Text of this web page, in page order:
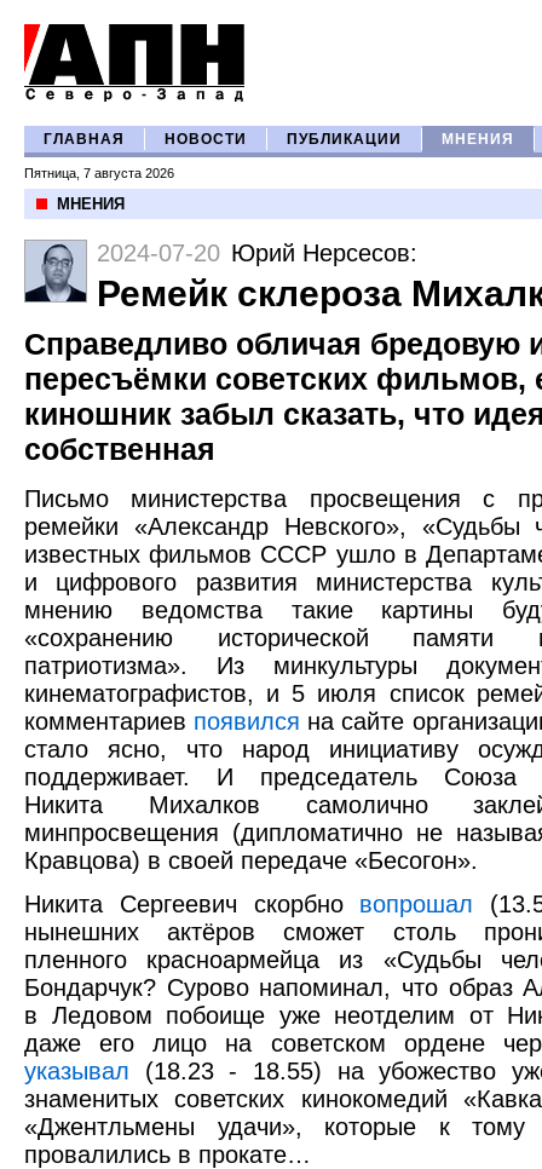
ГЛАВНАЯ НОВОСТИ ПУБЛИКАЦИИ МНЕНИЯ
Пятница, 7 августа 2026
МНЕНИЯ
2024-07-20 Юрий Нерсесов:
Ремейк склероза
Справедливо обличая бредовую
пересъёмки советских фильмов,
киношник забыл сказать, что
собственная
Письмо министерства просвещения с
ремейки «Александр Невского», «Судьбы
известных фильмов СССР ушло в
и цифрового развития министерства
мнению ведомства такие картины
«сохранению исторической
патриотизма». Из минкультуры
кинематографистов, и 5 июля список
комментариев появился на сайте
стало ясно, что народ инициативу
поддерживает. И председатель Союза
Никита Михалков самолично
минпросвещения (дипломатично не
Кравцова) в своей передаче «Бесогон».
Никита Сергеевич скорбно вопрошал
нынешних актёров сможет столь
пленного красноармейца из «Судьбы
Бондарчук? Сурово напоминал, что образ
в Ледовом побоище уже неотделим от
даже его лицо на советском ордене
указывал (18.23 - 18.55) на убожество
знаменитых советских кинокомедий
«Джентльмены удачи», которые к тому
провалились в прокате…